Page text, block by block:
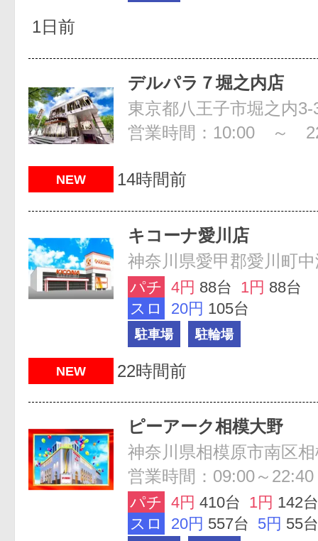
1日前
デルパラ７堀之内店
東京都八王子市堀之内3-
営業時間：10:00 ～
NEW 14時間前
キコーナ愛川店
神奈川県愛甲郡愛川町
パチ 4円 88台 1円 88台
スロ
20円 105台
駐車場 駐輪場
NEW 22時間前
ピーアーク相模大野
神奈川県相模原市南区
営業時間：09:00～22:40
パチ 4円 410台 1円 142台
スロ
20円 557台 5円 55台